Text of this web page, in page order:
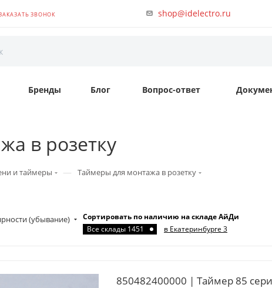
ЗВОНОК shop@idelectro.ru
Бренды Блог Вопрос-ответ
в розетку
и таймеры — Таймеры для монтажа в розетку
(убывание)
Сортировать по наличию на складе АйДи
Все склады 1451
в Екатеринбурге 3
850482400000 | Таймер 85